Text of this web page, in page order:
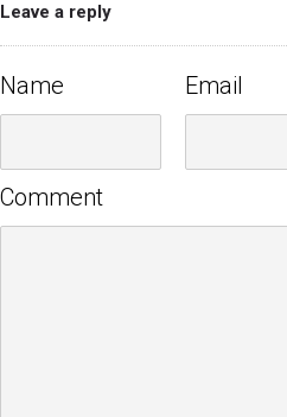
Leave a reply
Name Email
Comment